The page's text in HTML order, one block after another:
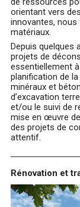
orientant vers
innovantes,
matériaux.
Depuis quelques
projets de
essentiellement
planification de
minéraux et
d’excavation
et/ou le suivi de
mise en œuvre
des projets de
attentif.
Rénovation et